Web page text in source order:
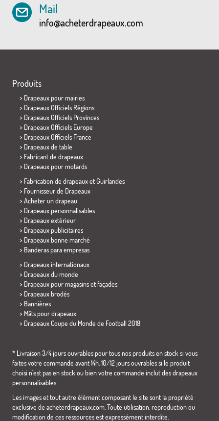
Mail
info@acheterdrapeaux.com
Produits
> Drapeaux pour mairies
> Drapeaux Officiels Régions
> Drapeaux Officiels Provinces
> Drapeaux Officiels Europe
> Drapeaux Officiels France
> Drapeaux de table
> Fabricant de drapeaux
> Drapeaux pour motards
> Fabrication de drapeaux et Guirlandes
> Fournisseur de Drapeaux
> Acheter un drapeau
> Drapeaux personnalisables
> Drapeaux extérieur
> Drapeaux publicitaires
> Drapeaux bonne marché
> Banderas para empresas
> Drapeaux internationaux
> Drapeaux du monde
> Drapeaux pour magasins et façades
> Drapeaux brodés
> Bannières
> Mâts pour drapeaux
> Drapeaux Coupe du Monde de Football 2018
* Livraison 3/4 jours ouvrables pour tous nos produits en stock si vous
faites votre commande avant 14h. 10/12 jours ouvrables si le produit
choisi n´est pas en stock ou bien votre commande inclut des drapeaux
personnalisables.
Les images et tout autre élément composant le site sont la propriété
exclusive de acheterdrapeaux.com. Toute utilisation, reproduction ou
modification de ces ressources est expressément interdite.